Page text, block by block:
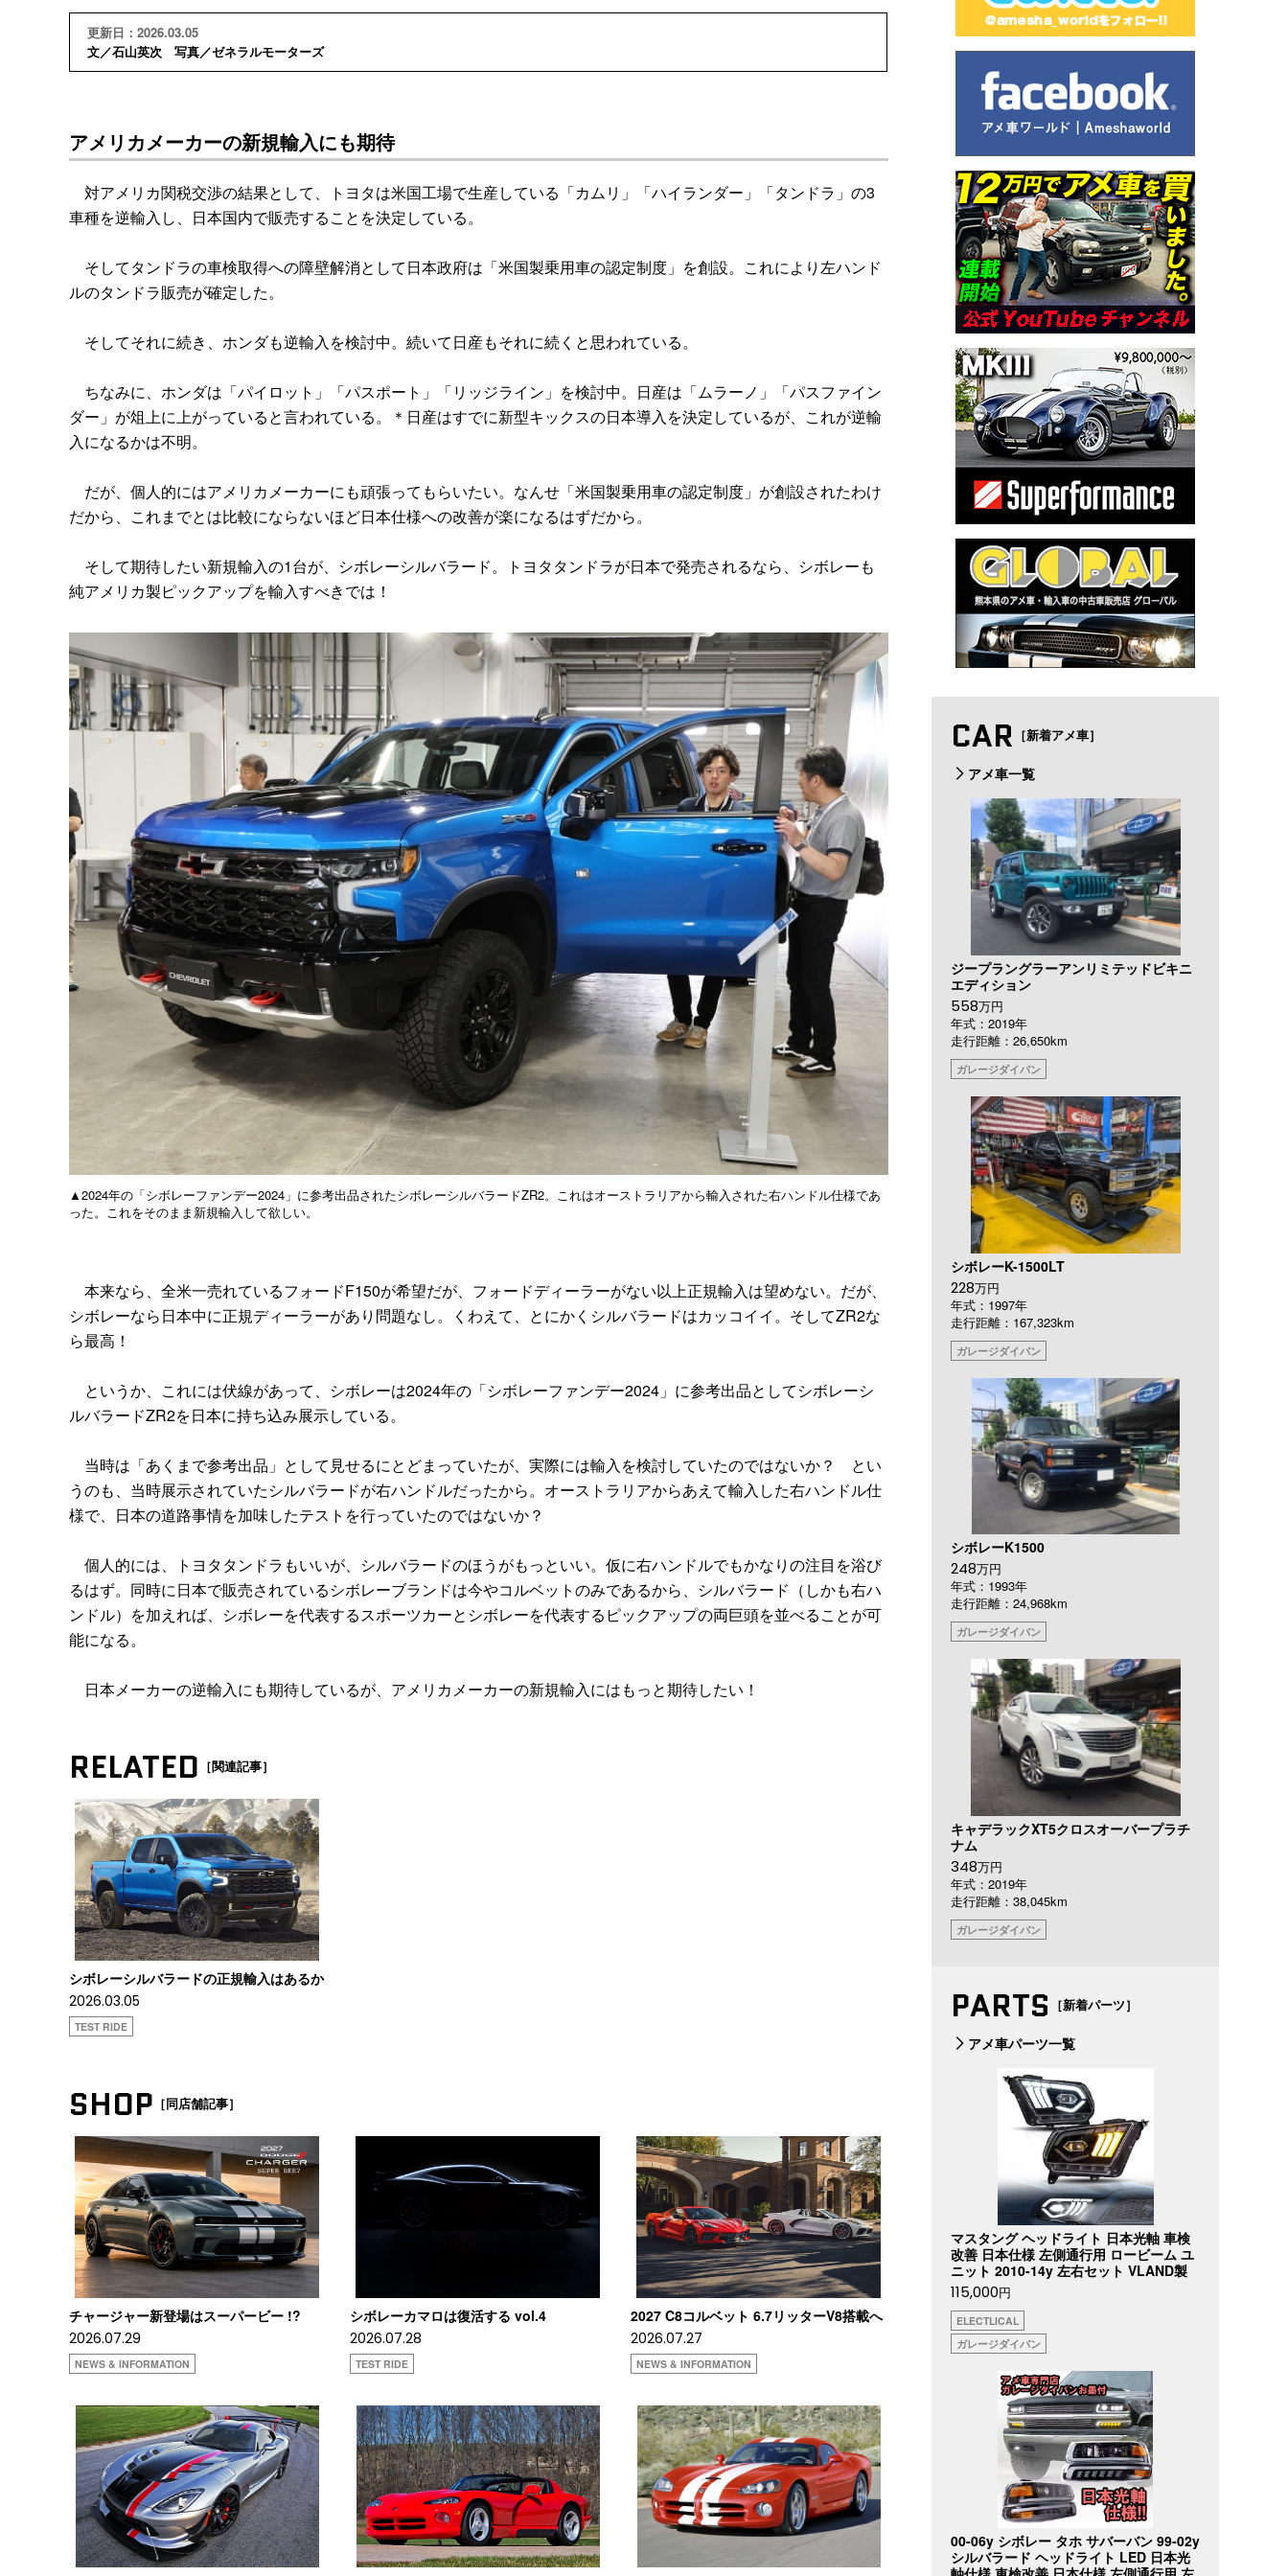
更新日：2026.03.05
文／石山英次 写真／ゼネラルモーターズ
アメリカメーカーの新規輸入にも期待
対アメリカ関税交渉の結果として、トヨタは米国工場で生産している「カムリ」「ハイランダー」「タンドラ」の3
車種を逆輸入し、日本国内で販売することを決定している。
そしてタンドラの車検取得への障壁解消として日本政府は「米国製乗用車の認定制度」を創設。これにより左ハンド
ルのタンドラ販売が確定した。
そしてそれに続き、ホンダも逆輸入を検討中。続いて日産もそれに続くと思われている。
ちなみに、ホンダは「パイロット」「パスポート」「リッジライン」を検討中。日産は「ムラーノ」「パスファイン
ダー」が俎上に上がっていると言われている。＊日産はすでに新型キックスの日本導入を決定しているが、これが逆輸
入になるかは不明。
だが、個人的にはアメリカメーカーにも頑張ってもらいたい。なんせ「米国製乗用車の認定制度」が創設されたわけ
だから、これまでとは比較にならないほど日本仕様への改善が楽になるはずだから。
そして期待したい新規輸入の1台が、シボレーシルバラード。トヨタタンドラが日本で発売されるなら、シボレーも
純アメリカ製ピックアップを輸入すべきでは！
▲2024年の「シボレーファンデー2024」に参考出品されたシボレーシルバラードZR2。これはオーストラリアから輸入された右ハンドル仕様であ
った。これをそのまま新規輸入して欲しい。
本来なら、全米一売れているフォードF150が希望だが、フォードディーラーがない以上正規輸入は望めない。だが、
シボレーなら日本中に正規ディーラーがあり問題なし。くわえて、とにかくシルバラードはカッコイイ。そしてZR2な
ら最高！
というか、これには伏線があって、シボレーは2024年の「シボレーファンデー2024」に参考出品としてシボレーシ
ルバラードZR2を日本に持ち込み展示している。
当時は「あくまで参考出品」として見せるにとどまっていたが、実際には輸入を検討していたのではないか？ とい
うのも、当時展示されていたシルバラードが右ハンドルだったから。オーストラリアからあえて輸入した右ハンドル仕
様で、日本の道路事情を加味したテストを行っていたのではないか？
個人的には、トヨタタンドラもいいが、シルバラードのほうがもっといい。仮に右ハンドルでもかなりの注目を浴び
るはず。同時に日本で販売されているシボレーブランドは今やコルベットのみであるから、シルバラード（しかも右ハ
ンドル）を加えれば、シボレーを代表するスポーツカーとシボレーを代表するピックアップの両巨頭を並べることが可
能になる。
日本メーカーの逆輸入にも期待しているが、アメリカメーカーの新規輸入にはもっと期待したい！
RELATED ［関連記事］
シボレーシルバラードの正規輸入はあるか
2026.03.05
TEST RIDE
SHOP ［同店舗記事］
チャージャー新登場はスーパービー !?
2026.07.29
NEWS & INFORMATION
シボレーカマロは復活する vol.4
2026.07.28
TEST RIDE
2027 C8コルベット 6.7リッターV8搭載へ
2026.07.27
NEWS & INFORMATION
CAR ［新着アメ車］
アメ車一覧
ジープラングラーアンリミテッドビキニ
エディション
558万円
年式：2019年
走行距離：26,650km
ガレージダイバン
シボレーK-1500LT
228万円
年式：1997年
走行距離：167,323km
ガレージダイバン
シボレーK1500
248万円
年式：1993年
走行距離：24,968km
ガレージダイバン
キャデラックXT5クロスオーバープラチ
ナム
348万円
年式：2019年
走行距離：38,045km
ガレージダイバン
PARTS ［新着パーツ］
アメ車パーツ一覧
マスタング ヘッドライト 日本光軸 車検
改善 日本仕様 左側通行用 ロービーム ユ
ニット 2010-14y 左右セット VLAND製
115,000円
ELECTLICAL
ガレージダイバン
00-06y シボレー タホ サバーバン 99-02y
シルバラード ヘッドライト LED 日本光